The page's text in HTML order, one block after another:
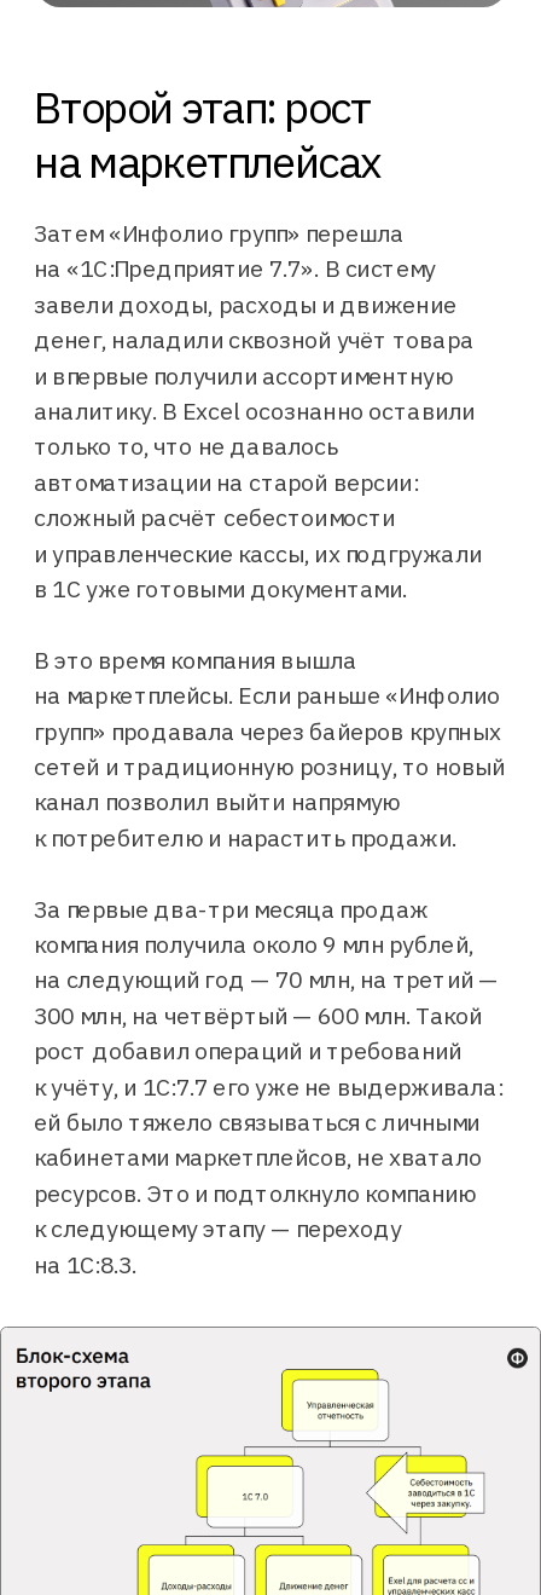
Второй этап: рост
на маркетплейсах
Затем «Инфолио групп» перешла
на «1С:Предприятие 7.7». В систему
завели доходы, расходы и движение
денег, наладили сквозной учёт товара
и впервые получили ассортиментную
аналитику. В Excel осознанно оставили
только то, что не давалось
автоматизации на старой версии:
сложный расчёт себестоимости
и управленческие кассы, их подгружали
в 1С уже готовыми документами.
В это время компания вышла
на маркетплейсы. Если раньше «Инфолио
групп» продавала через байеров крупных
сетей и традиционную розницу, то новый
канал позволил выйти напрямую
к потребителю и нарастить продажи.
За первые два-три месяца продаж
компания получила около 9 млн рублей,
на следующий год — 70 млн, на третий —
300 млн, на четвёртый — 600 млн. Такой
рост добавил операций и требований
к учёту, и 1С:7.7 его уже не выдерживала:
ей было тяжело связываться с личными
кабинетами маркетплейсов, не хватало
ресурсов. Это и подтолкнуло компанию
к следующему этапу — переходу
на 1С:8.3.
Егор Власов
Генеральный директор «Инфолио групп»
Какую систему выбрать?
«Финансист»? — выбор только за вами.
Но для начала сравните, что лучше
подойдёт.